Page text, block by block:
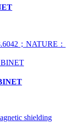
；NATURE：